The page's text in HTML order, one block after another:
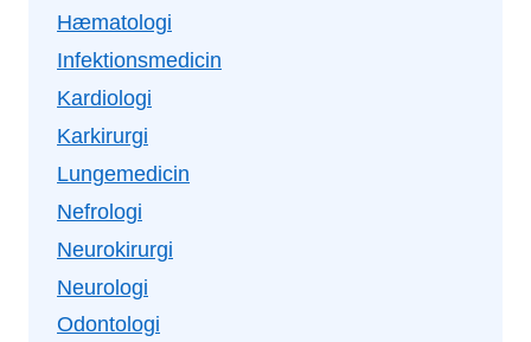
Hæmatologi
Infektionsmedicin
Kardiologi
Karkirurgi
Lungemedicin
Nefrologi
Neurokirurgi
Neurologi
Odontologi